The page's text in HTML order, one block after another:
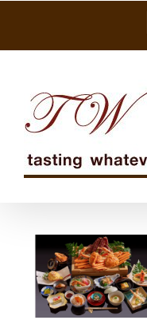
HAYASE日本
理「日本蟹盡
享會席」